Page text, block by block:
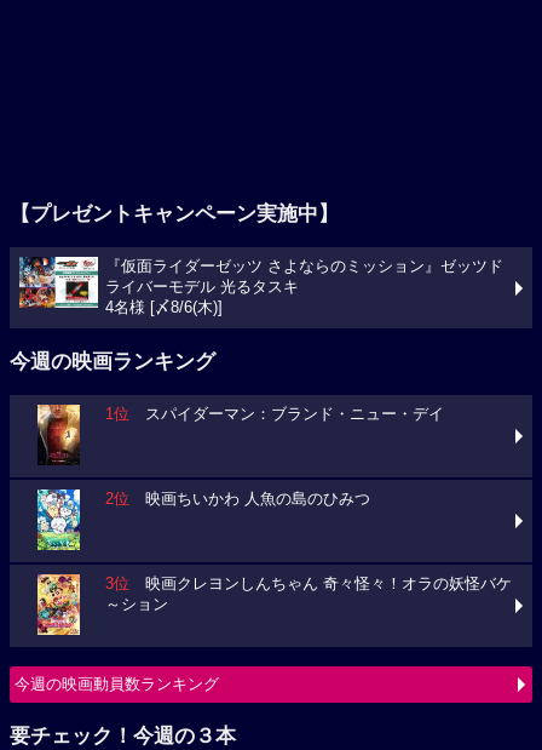
【プレゼントキャンペーン実施中】
『仮面ライダーゼッツ さよならのミッション』ゼッツド
ライバーモデル 光るタスキ
4名様 [〆8/6(木)]
今週の映画ランキング
1位 スパイダーマン：ブランド・ニュー・デイ
2位 映画ちいかわ 人魚の島のひみつ
3位 映画クレヨンしんちゃん 奇々怪々！オラの妖怪バケ
～ション
今週の映画動員数ランキング
要チェック！今週の３本